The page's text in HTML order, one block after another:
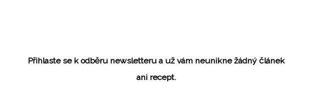
Přihlaste se k odběru newsletteru a už vám neunikne žádný článek
ani recept.